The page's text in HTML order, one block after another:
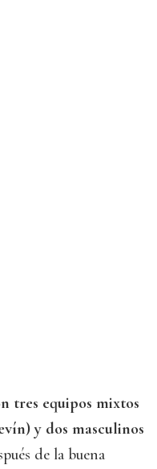
tres equipos mixtos
y dos masculinos
de la buena